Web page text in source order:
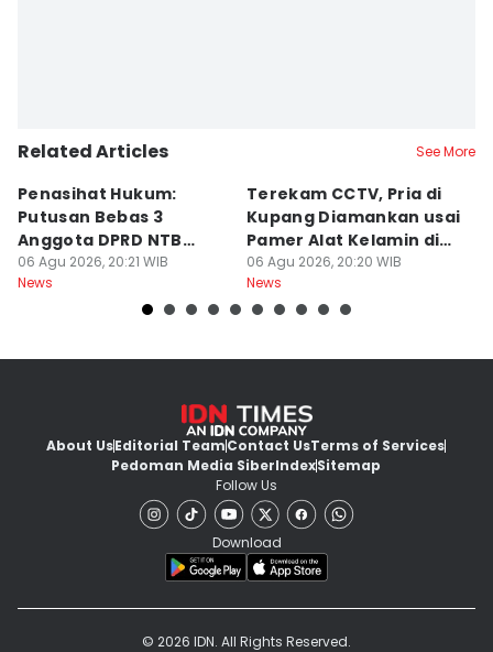
Related Articles See More
Penasihat Hukum:
Putusan Bebas 3
Anggota DPRD NTB
Bersifat Final
06 Agu 2026, 20:21 WIB
News
Terekam CCTV, Pria di
Kupang Diamankan usai
Pamer Alat Kelamin di
Kios
06 Agu 2026, 20:20 WIB
News
About UsEditorial TeamContact UsTerms of Services
Pedoman Media SiberIndexSitemap
Follow Us
Download
© 2026 IDN. All Rights Reserved.